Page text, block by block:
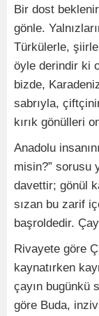
Bir dost
gönle.
Türkülerle,
öyle derindir ki
bizde,
sabrıyla,
kırık gönülleri
Anadolu
misin?” sorusu
davettir; gönül
sızan bu zarif
başroldedir.
Rivayete göre
kaynatırken
çayın bugünkü
göre Buda,